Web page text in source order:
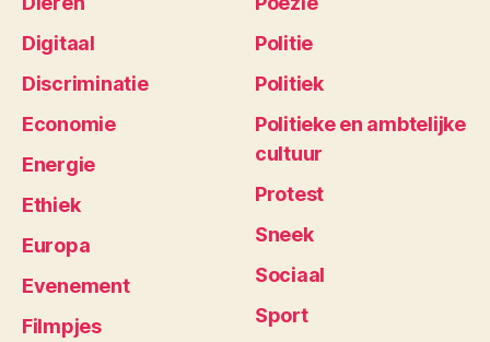
Digitaal
Discriminatie
Economie
Energie
Ethiek
Europa
Evenement
Filmpjes
Politie
Politiek
Politieke en ambtelijke
cultuur
Protest
Sneek
Sociaal
Sport